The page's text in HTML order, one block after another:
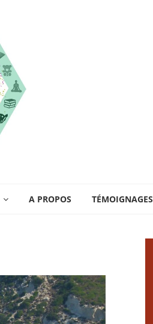
A PROPOS TÉMOIGNAGES